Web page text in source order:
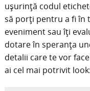
uşurinţă codul
să porţi pentru a fi în
eveniment sau îţi
dotare în speranţa
detalii care te vor
ai cel mai potrivit look: